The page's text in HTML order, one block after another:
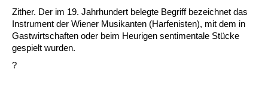
Zither. Der im 19. Jahrhundert belegte Begriff bezeichnet das
Instrument der Wiener Musikanten (Harfenisten), mit dem in
Gastwirtschaften oder beim Heurigen sentimentale Stücke
gespielt wurden.
?